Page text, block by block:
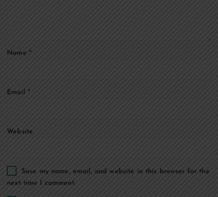
i
n
Name *
Email *
Website
Save my name, email, and website in this browser for the
next time I comment.